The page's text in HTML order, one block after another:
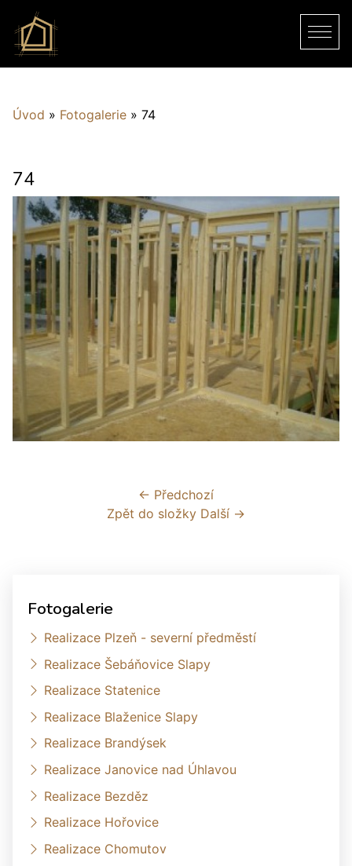
Úvod » Fotogalerie » 74
74
← Předchozí
Zpět do složky Další →
Fotogalerie
Realizace Plzeň - severní předměstí
Realizace Šebáňovice Slapy
Realizace Statenice
Realizace Blaženice Slapy
Realizace Brandýsek
Realizace Janovice nad Úhlavou
Realizace Bezděz
Realizace Hořovice
Realizace Chomutov